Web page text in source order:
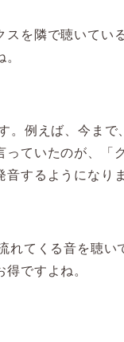
スを隣で聴いてい
。例えば、今まで
っていたのが、「
音するようになり
れてくる音を聴い
ですよね。